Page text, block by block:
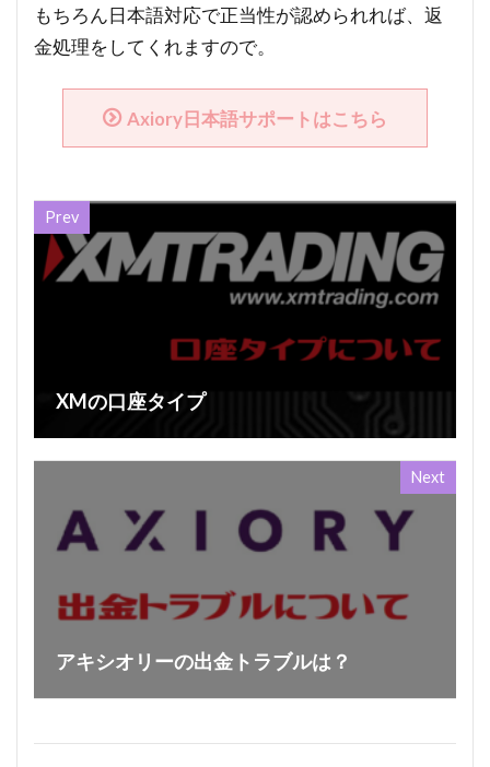
もちろん日本語対応で正当性が認められれば、返
金処理をしてくれますので。
Axiory日本語サポートはこちら
Prev
XMの口座タイプ
Next
アキシオリーの出金トラブルは？